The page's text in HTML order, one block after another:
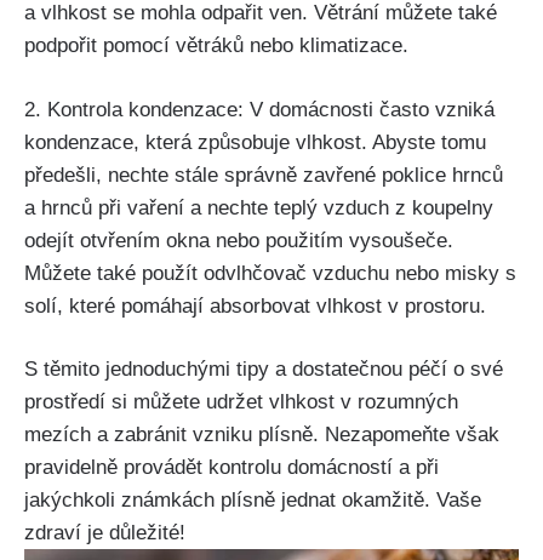
a vlhkost ⁣se mohla odpařit ven. Větrání můžete také
podpořit pomocí​ větráků nebo klimatizace.
2. Kontrola kondenzace: V domácnosti často vzniká
kondenzace,‍ která způsobuje vlhkost. Abyste tomu
⁢předešli, nechte stále správně zavřené poklice hrnců
a hrnců při⁤ vaření a nechte teplý vzduch z koupelny
odejít otvřením okna nebo použitím vysoušeče.
Můžete také použít odvlhčovač vzduchu nebo‍ misky s
solí, které pomáhají absorbovat vlhkost v ⁤prostoru.
S těmito jednoduchými⁣ tipy a dostatečnou‍ péčí o své
prostředí ⁣si​ můžete udržet vlhkost v rozumných
mezích a‍ zabránit vzniku⁢ plísně. Nezapomeňte však
pravidelně provádět kontrolu domácností a⁣ při
jakýchkoli známkách plísně ⁤jednat okamžitě. Vaše
⁢zdraví je důležité!